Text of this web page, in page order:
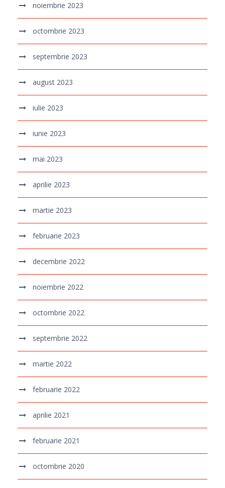
noiembrie 2023
octombrie 2023
septembrie 2023
august 2023
iulie 2023
iunie 2023
mai 2023
aprilie 2023
martie 2023
februarie 2023
decembrie 2022
noiembrie 2022
octombrie 2022
septembrie 2022
martie 2022
februarie 2022
aprilie 2021
februarie 2021
octombrie 2020